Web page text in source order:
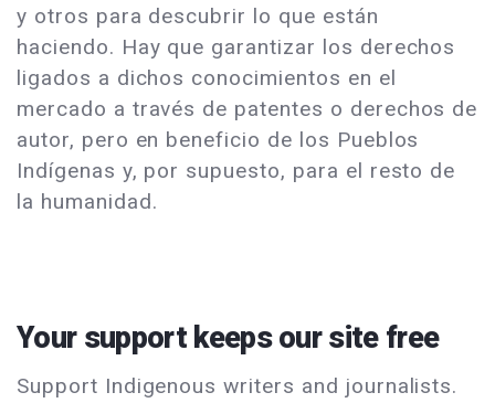
y otros para descubrir lo que están
haciendo. Hay que garantizar los derechos
ligados a dichos conocimientos en el
mercado a través de patentes o derechos de
autor, pero en beneficio de los Pueblos
Indígenas y, por supuesto, para el resto de
la humanidad.
Your support keeps our site free
Support Indigenous writers and journalists.